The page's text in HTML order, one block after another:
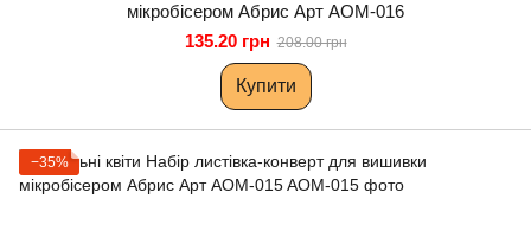
мікробісером Абрис Арт AOM-016
135.20 грн 208.00 грн
Купити
−35%